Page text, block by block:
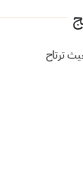
ترتاح